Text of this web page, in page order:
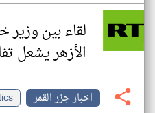
لقاء بين
الأزهر يشعل
اخبار جزر القمر